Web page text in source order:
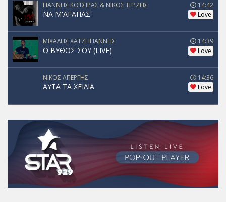
ΓΙΑΝΝΗΣ ΚΟΤΣΙΡΑΣ & ΝΙΚΟΣ ΤΕΡΖΗΣ
ΝΑ Μ'ΑΓΑΠΑΣ
14:42
Love
ΜΙΧΑΛΗΣ ΧΑΤΖΗΓΙΑΝΝΗΣ
Ο ΒΥΘΟΣ ΣΟΥ (LIVE)
14:39
Love
ΝΙΚΟΣ ΑΠΕΡΓΗΣ
ΑΥΤΑ ΤΑ ΧΕΙΛΙΑ
14:36
Love